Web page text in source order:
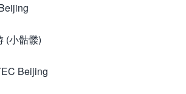
(小骷髅)
Beijing